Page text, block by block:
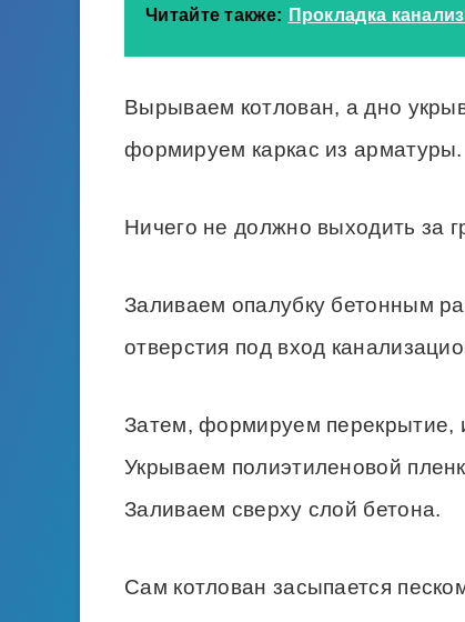
Читайте также: Прокладка
Вырываем котлован, а дно
формируем каркас из арматуры.
Ничего не должно выходить за
Заливаем опалубку бетонным
отверстия под вход
Затем, формируем перекрытие,
Укрываем полиэтиленовой
Заливаем сверху слой бетона.
Сам котлован засыпается